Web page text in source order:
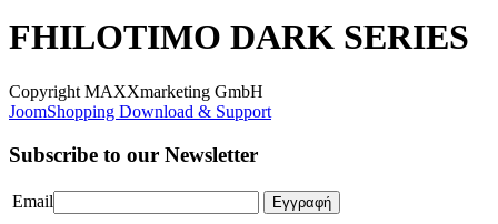
FHILOTIMO DARK SERIES
Copyright MAXXmarketing GmbH
JoomShopping Download & Support
Subscribe to our Newsletter
Email Εγγραφή